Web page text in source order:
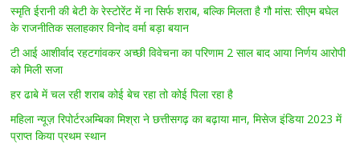
स्मृति ईरानी की बेटी के रेस्टोरेंट में ना सिर्फ शराब, बल्कि मिलता है गौ मांस: सीएम बघेल
के राजनीतिक सलाहकार विनोद वर्मा बड़ा बयान
टी आई आशीर्वाद रहटगांवकर अच्छी विवेचना का परिणाम 2 साल बाद आया निर्णय आरोपी
को मिली सजा
हर ढाबे में चल रही शराब कोई बेच रहा तो कोई पिला रहा है
महिला न्यूज़ रिपोर्टरअम्बिका मिश्रा ने छत्तीसगढ़ का बढ़ाया मान, मिसेज इंडिया 2023 में
प्राप्त किया प्रथम स्थान